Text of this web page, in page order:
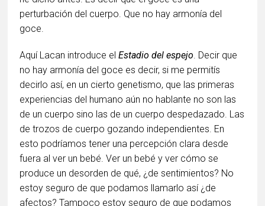
perturbación del cuerpo. Que no hay armonía del
goce.
Aquí Lacan introduce elEstadio del espejo. Decir que
no hay armonía del goce es decir, si me permitís
decirlo así, en un cierto genetismo, que las primeras
experiencias del humano aún no hablante no son las
de un cuerpo sino las de un cuerpo despedazado. Las
de trozos de cuerpo gozando independientes. En
esto podríamos tener una percepción clara desde
fuera al ver un bebé. Ver un bebé y ver cómo se
produce un desorden de qué, ¿de sentimientos? No
estoy seguro de que podamos llamarlo así ¿de
afectos? Tampoco estoy seguro de que podamos